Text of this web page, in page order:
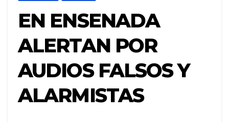
EN ENSENADA
ALERTAN POR
AUDIOS FALSOS Y
ALARMISTAS